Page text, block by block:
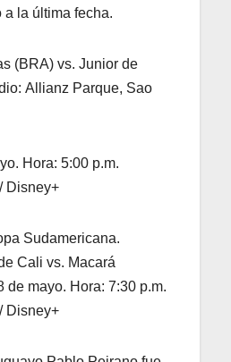
a la última fecha.
(BRA) vs. Junior de
Allianz Parque, Sao
Hora: 5:00 p.m.
Disney+
Sudamericana.
Cali vs. Macará
de mayo. Hora: 7:30 p.m.
Disney+